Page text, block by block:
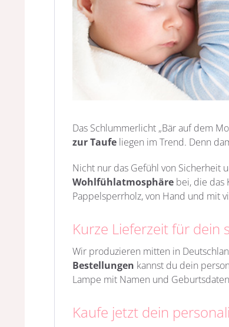
Das Schlummerlicht „Bär auf dem
zur Taufe liegen im Trend. Denn
Nicht nur das Gefühl von Sicherheit
Wohlfühlatmosphäre bei, die das
Pappelsperrholz, von Hand und mit
Kurze Lieferzeit für dein
Wir produzieren mitten in
Bestellungen kannst du dein
Lampe mit Namen und
Kaufe jetzt dein